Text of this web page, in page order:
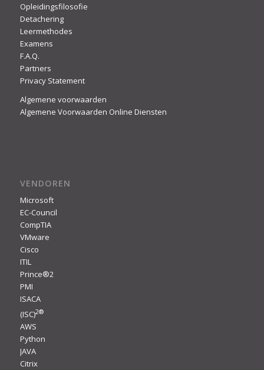
Opleidingsfilosofie
Detachering
Leermethodes
Examens
F.A.Q.
Partners
Privacy Statement
Algemene voorwaarden
Algemene Voorwaarden Online Diensten
VENDOREN
Microsoft
EC-Council
CompTIA
VMware
Cisco
ITIL
Prince®2
PMI
ISACA
(ISC)2®
AWS
Python
JAVA
Citrix